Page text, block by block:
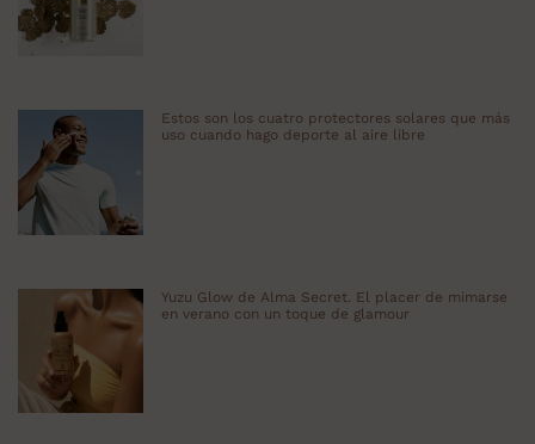
Estos son los cuatro protectores solares que más
uso cuando hago deporte al aire libre
Yuzu Glow de Alma Secret. El placer de mimarse
en verano con un toque de glamour